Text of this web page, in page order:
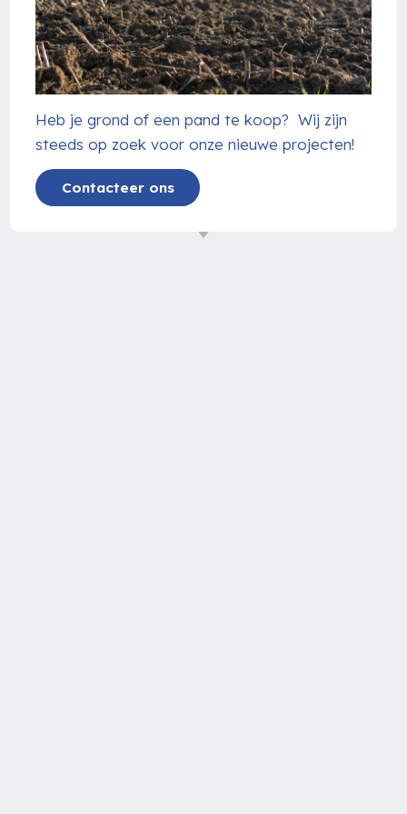
Heb je grond of een pand te koop? Wij zijn
steeds op zoek voor onze nieuwe projecten!
Contacteer ons